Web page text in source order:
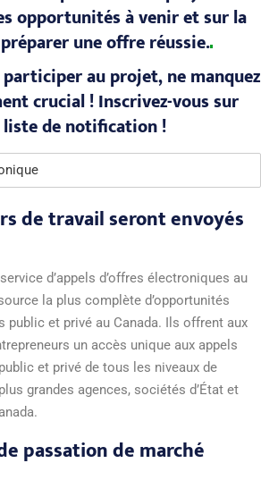
opportunités à venir et sur la
une offreréussie.
au projet, ne manquez
crucial ! Inscrivez-vous sur
de notification !
de travail seront envoyés
d’appels d’offres électroniques au
la plus complète d’opportunités
public et privé au Canada. Ils offrent aux
un accès unique aux appels
et privé de tous les niveaux de
grandes agences, sociétés d’État et
passation de marché